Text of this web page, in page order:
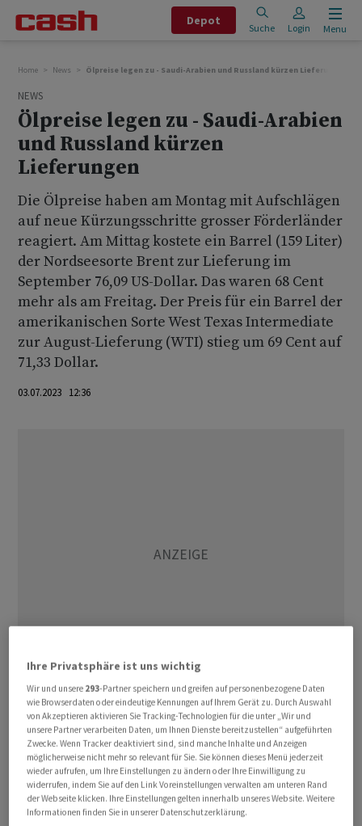
Depot
Suche Login Menu
Home News Ölpreise legen zu - Saudi-Arabien und Russland kürzen Lieferungen
NEWS
Ölpreise legen zu - Saudi-Arabien
und Russland kürzen
Lieferungen
Die Ölpreise haben am Montag mit Aufschlägen
auf neue Kürzungsschritte grosser Förderländer
reagiert. Am Mittag kostete ein Barrel (159 Liter)
der Nordseesorte Brent zur Lieferung im
September 76,09 US-Dollar. Das waren 68 Cent
mehr als am Freitag. Der Preis für ein Barrel der
amerikanischen Sorte West Texas Intermediate
zur August-Lieferung (WTI) stieg um 69 Cent auf
71,33 Dollar.
03.07.2023 12:36
Saudi-Arabien kündigte zu Wochenbeginn an, seine
Förderung auch im August um eine Million Barrel je Tag
zu kürzen. Bisher hatte die Kürzung nur für Juli
gegolten, allerdings von Beginn an mit der
ausdrücklichen Option auf eine Verlängerung. Russland
verkündete, seine Ölausfuhr im August um 500 000
Ihre Privatsphäre ist uns wichtig
Wir und unsere 293-Partner speichern und greifen auf personenbezogene Daten
wie Browserdaten oder eindeutige Kennungen auf Ihrem Gerät zu. Durch Auswahl
von Akzeptieren aktivieren Sie Tracking-Technologien für die unter „Wir und
unsere Partner verarbeiten Daten, um Ihnen Dienste bereitzustellen“ aufgeführten
Zwecke. Wenn Tracker deaktiviert sind, sind manche Inhalte und Anzeigen
möglicherweise nicht mehr so relevant für Sie. Sie können dieses Menü jederzeit
wieder aufrufen, um Ihre Einstellungen zu ändern oder Ihre Einwilligung zu
widerrufen, indem Sie auf den Link Voreinstellungen verwalten am unteren Rand
der Webseite klicken. Ihre Einstellungen gelten innerhalb unseres Website. Weitere
Informationen finden Sie in unserer Datenschutzerklärung.